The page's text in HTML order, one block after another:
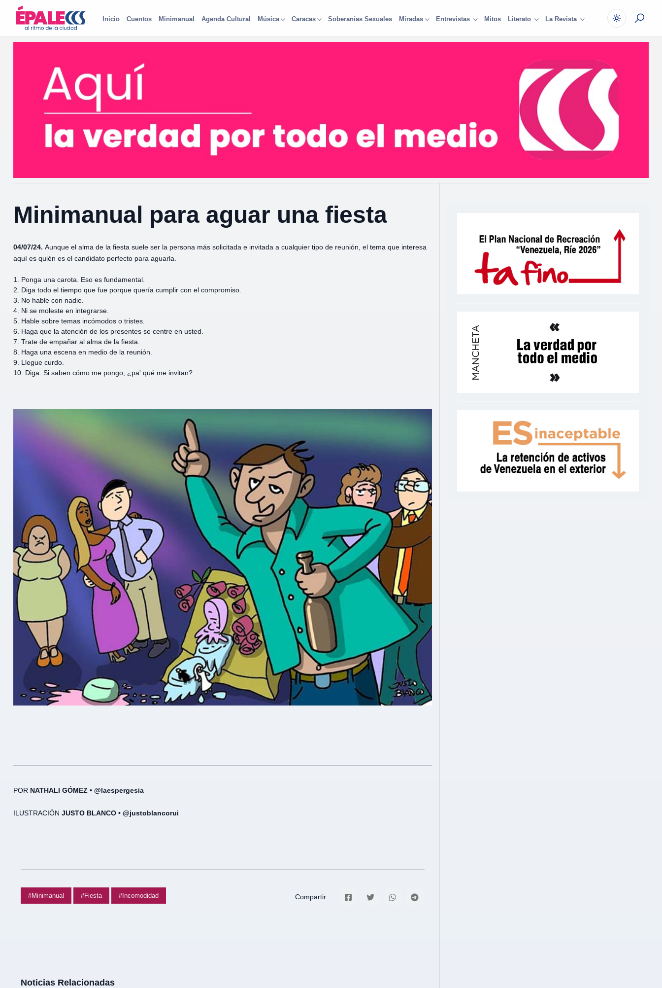
Inicio Cuentos Minimanual Agenda Cultural Música Caracas Soberanías Sexuales Miradas Entrevistas Mitos Literato La Revista
Minimanual para aguar una fiesta
04/07/24. Aunque el alma de la fiesta suele ser la persona más solicitada e invitada a cualquier tipo de reunión, el tema que interesa
aquí es quién es el candidato perfecto para aguarla.
1. Ponga una carota. Eso es fundamental.
2. Diga todo el tiempo que fue porque quería cumplir con el compromiso.
3. No hable con nadie.
4. Ni se moleste en integrarse.
5. Hable sobre temas incómodos o tristes.
6. Haga que la atención de los presentes se centre en usted.
7. Trate de empañar al alma de la fiesta.
8. Haga una escena en medio de la reunión.
9. Llegue curdo.
10. Diga: Si saben cómo me pongo, ¿pa' qué me invitan?
POR NATHALI GÓMEZ • @laespergesia
ILUSTRACIÓN JUSTO BLANCO • @justoblancorui
#Minimanual #Fiesta #Incomodidad Compartir
Noticias Relacionadas